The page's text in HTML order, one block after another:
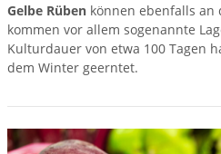
Gelbe Rüben können ebenfalls an
kommen vor allem sogenannte
Kulturdauer von etwa 100 Tagen
dem Winter geerntet.